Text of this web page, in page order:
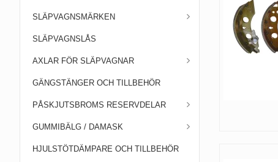
SLÄPVAGNSMÄRKEN
SLÄPVAGNSLÅS
AXLAR FÖR SLÄPVAGNAR
GÄNGSTÄNGER OCH TILLBEHÖR
PÅSKJUTSBROMS RESERVDELAR
GUMMIBÄLG / DAMASK
HJULSTÖTDÄMPARE OCH TILLBEHÖR